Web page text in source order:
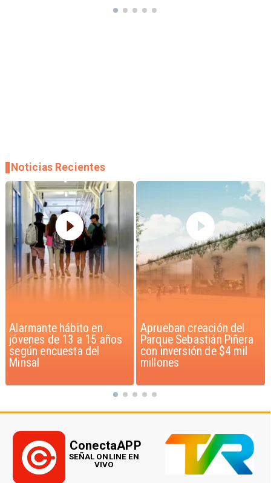
Aprueban creación del
Parque Sebastián Piñera
con inversión de $4 mil
millones
Claudio Bravo baja la
euforia sobre fichaje de
Vozinha
Noticias Recientes
ConectaAPP
SEÑAL ONLINE EN
VIVO